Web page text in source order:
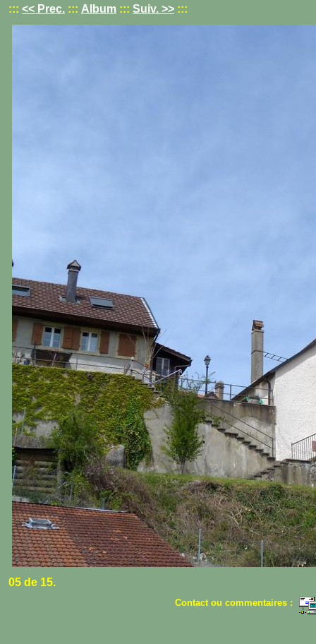
::: << Prec. ::: Album ::: Suiv. >> :::
05 de 15.
Contact ou commentaires :